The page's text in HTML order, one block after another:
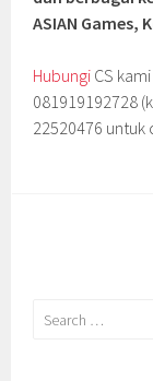
ASIAN Games,
Hubungi CS
081919192728
22520476 untuk
Search